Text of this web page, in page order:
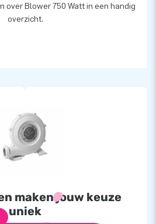
over Blower 750 Watt in een handig
overzicht.
maken jouw keuze
uniek